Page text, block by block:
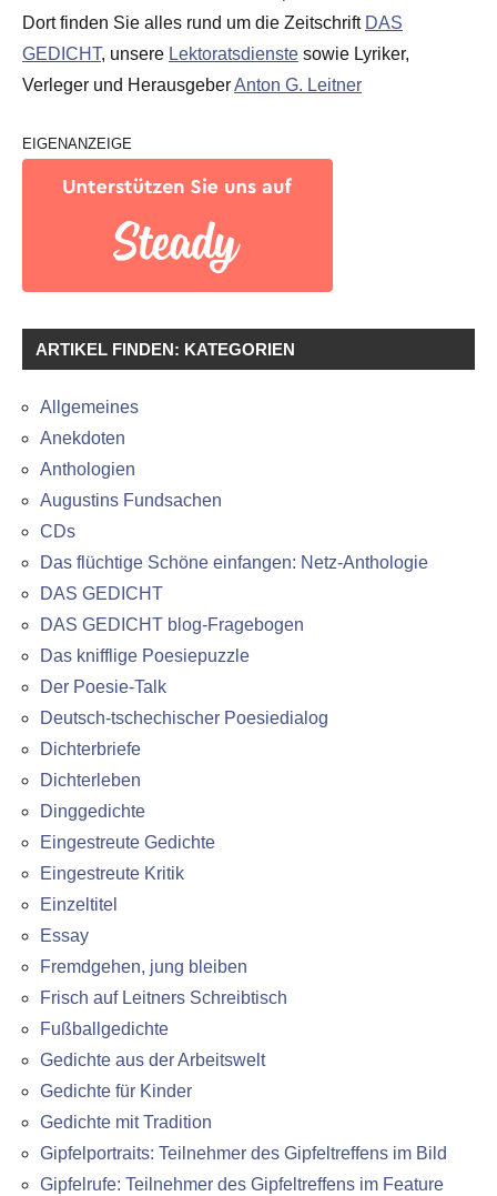
Dort finden Sie alles rund um die Zeitschrift DAS
GEDICHT, unsere Lektoratsdienste sowie Lyriker,
Verleger und HerausgeberAnton G. Leitner
EIGENANZEIGE
ARTIKEL FINDEN: KATEGORIEN
Allgemeines
Anekdoten
Anthologien
Augustins Fundsachen
CDs
Das flüchtige Schöne einfangen: Netz-Anthologie
DAS GEDICHT
DAS GEDICHT blog-Fragebogen
Das knifflige Poesiepuzzle
Der Poesie-Talk
Deutsch-tschechischer Poesiedialog
Dichterbriefe
Dichterleben
Dinggedichte
Eingestreute Gedichte
Eingestreute Kritik
Einzeltitel
Essay
Fremdgehen, jung bleiben
Frisch auf Leitners Schreibtisch
Fußballgedichte
Gedichte aus der Arbeitswelt
Gedichte für Kinder
Gedichte mit Tradition
Gipfelportraits: Teilnehmer des Gipfeltreffens im Bild
Gipfelrufe: Teilnehmer des Gipfeltreffens im Feature